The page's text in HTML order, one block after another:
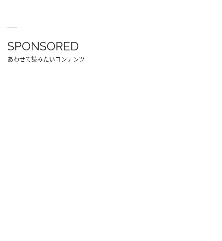
SPONSORED
あわせて読みたいコンテンツ